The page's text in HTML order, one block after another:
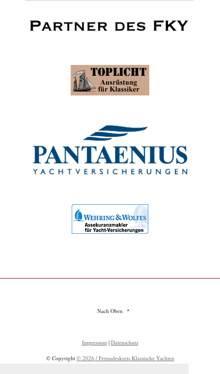
Nach Oben
Impressum | Datenschutz
© Copyright © 2026 / Freundeskreis Klassische Yachten